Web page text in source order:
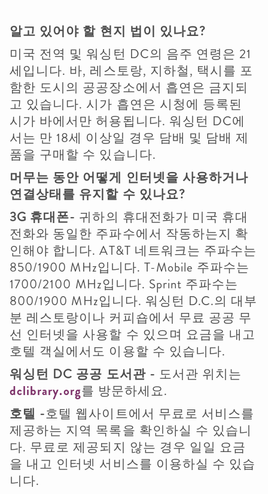
알고 있어야 할 현지 법이 있나요?
미국 전역 및 워싱턴 DC의 음주 연령은 21
세입니다. 바, 레스토랑, 지하철, 택시를 포
함한 도시의 공공장소에서 흡연은 금지되
고 있습니다. 시가 흡연은 시청에 등록된
시가 바에서만 허용됩니다. 워싱턴 DC에
서는 만 18세 이상일 경우 담배 및 담배 제
품을 구매할 수 있습니다.
머무는 동안 어떻게 인터넷을 사용하거나
연결상태를 유지할 수 있나요?
3G 휴대폰- 귀하의 휴대전화가 미국 휴대
전화와 동일한 주파수에서 작동하는지 확
인해야 합니다. AT&T 네트워크는 주파수는
850/1900 MHz입니다. T-Mobile 주파수는
1700/2100 MHz입니다. Sprint 주파수는
800/1900 MHz입니다. 워싱턴 D.C.의 대부
분 레스토랑이나 커피숍에서 무료 공공 무
선 인터넷을 사용할 수 있으며 요금을 내고
호텔 객실에서도 이용할 수 있습니다.
워싱턴 DC 공공 도서관 - 도서관 위치는
dclibrary.org를 방문하세요.
호텔 -호텔 웹사이트에서 무료로 서비스를
제공하는 지역 목록을 확인하실 수 있습니
다. 무료로 제공되지 않는 경우 일일 요금
을 내고 인터넷 서비스를 이용하실 수 있습
니다.